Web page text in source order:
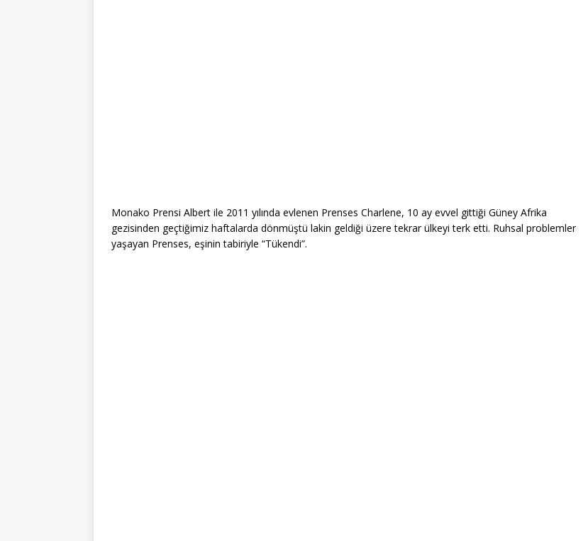
Monako Prensi Albert ile 2011 yılında evlenen Prenses Charlene, 10 ay evvel gittiği Güney Afrika
gezisinden geçtiğimiz haftalarda dönmüştü lakin geldiği üzere tekrar ülkeyi terk etti. Ruhsal problemler
yaşayan Prenses, eşinin tabiriyle “Tükendi”.